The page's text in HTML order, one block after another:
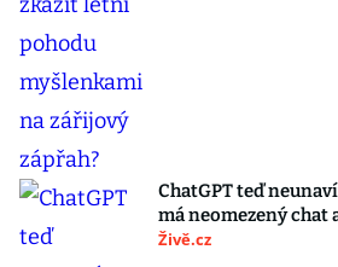
ChatGPT teď
má neomezený chat
Živě.cz